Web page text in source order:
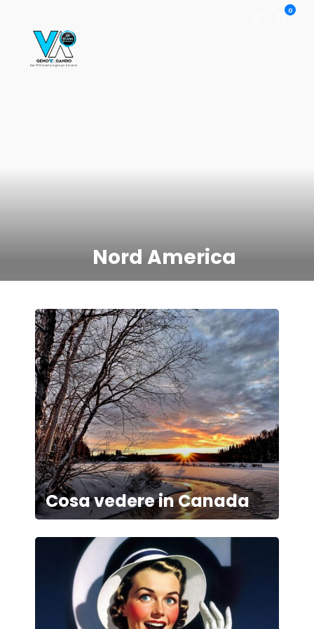
0
Nord America
Cosa vedere in Canada